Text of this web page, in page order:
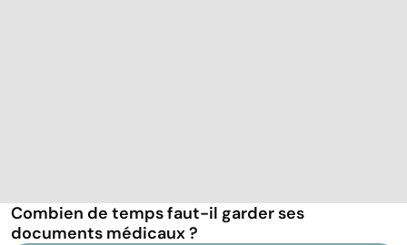
Combien de temps faut-il garder ses
documents médicaux ?